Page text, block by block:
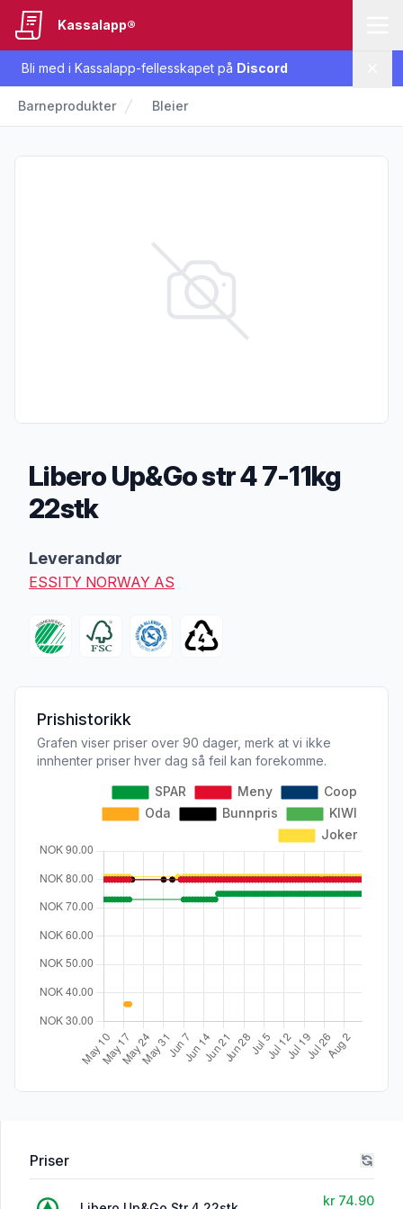
Bli med i Kassalapp-fellesskapet på Discord
Kassalapp®
Barneprodukter Bleier
Libero Up&Go str 4 7-11kg
22stk
Leverandør
ESSITY NORWAY AS
Prishistorikk
Grafen viser priser over 90 dager, merk at vi ikke
innhenter priser hver dag så feil kan forekomme.
Priser
kr 74.90